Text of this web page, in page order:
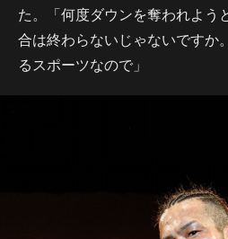
た。「何度ダウンを奪われよう
合は終わらないじゃないですか
るスポーツなので」